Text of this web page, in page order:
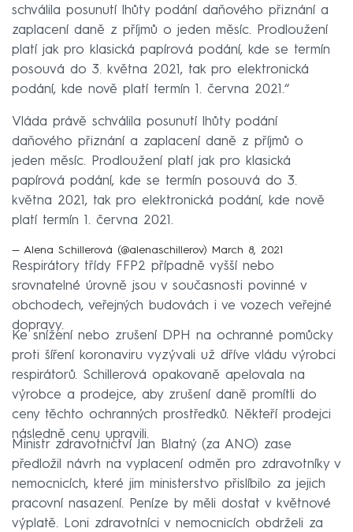
schválila posunutí lhůty podání daňového přiznání a
zaplacení daně z příjmů o jeden měsíc. Prodloužení
platí jak pro klasická papírová podání, kde se termín
posouvá do 3. května 2021, tak pro elektronická
podání, kde nově platí termín 1. června 2021.“
Vláda právě schválila posunutí lhůty podání
daňového přiznání a zaplacení daně z příjmů o
jeden měsíc. Prodloužení platí jak pro klasická
papírová podání, kde se termín posouvá do 3.
května 2021, tak pro elektronická podání, kde nově
platí termín 1. června 2021.
— Alena Schillerová (@alenaschillerov) March 8, 2021
Respirátory třídy FFP2 případně vyšší nebo
srovnatelné úrovně jsou v současnosti povinné v
obchodech, veřejných budovách i ve vozech veřejné
dopravy.
Ke snížení nebo zrušení DPH na ochranné pomůcky
proti šíření koronaviru vyzývali už dříve vládu výrobci
respirátorů. Schillerová opakovaně apelovala na
výrobce a prodejce, aby zrušení daně promítli do
ceny těchto ochranných prostředků. Někteří prodejci
následně cenu upravili.
Ministr zdravotnictví Jan Blatný (za ANO) zase
předložil návrh na vyplacení odměn pro zdravotníky v
nemocnicích, které jim ministerstvo přislíbilo za jejich
pracovní nasazení. Peníze by měli dostat v květnové
výplatě. Loni zdravotníci v nemocnicích obdrželi za